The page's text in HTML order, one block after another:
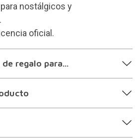
nostálgicos y
oficial.
regalo para...